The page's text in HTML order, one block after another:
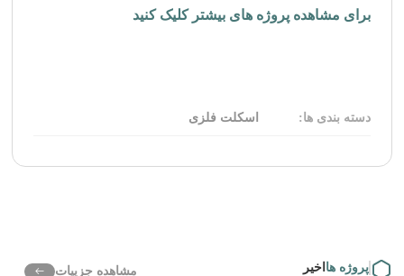
برای مشاهده پروژه های بیشتر کلیک کنید
دسته بندی ها: اسکلت فلزی
پروژه ها اخیر مشاهده جزییات